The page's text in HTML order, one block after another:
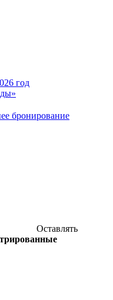
год
бронирование
Оставлять